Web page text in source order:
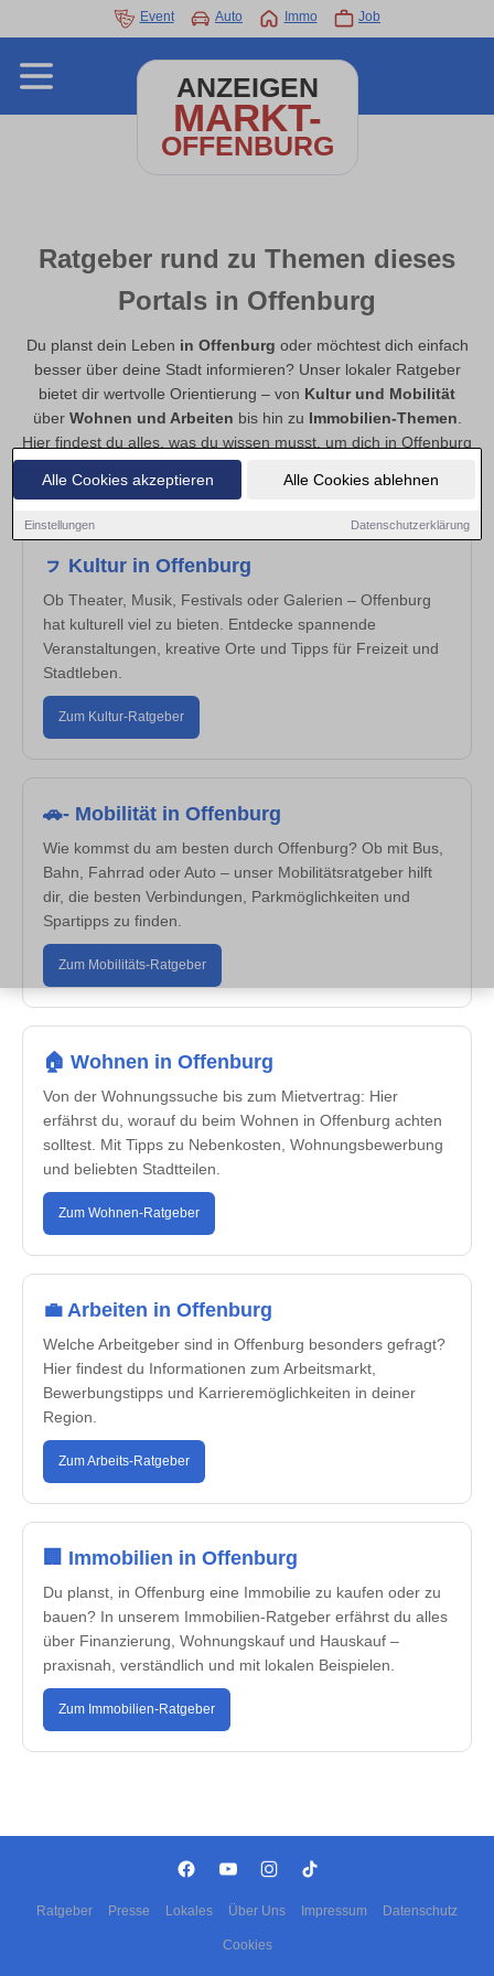
Alle Cookies akzeptieren Alle Cookies ablehnen
Einstellungen Datenschutzerklärung
Event Auto Immo Job
ANZEIGEN
MARKT-
OFFENBURG
Ratgeber rund zu Themen dieses
Portals in Offenburg
Du planst dein Leben in Offenburg oder möchtest dich einfach
besser über deine Stadt informieren? Unser lokaler Ratgeber
bietet dir wertvolle Orientierung – von Kultur und Mobilität
über Wohnen und Arbeiten bis hin zu Immobilien-Themen
Hier findest du alles, was du wissen musst, um dich in Offenburg
gut zu orientieren, den Alltag zu erleichtern und neue Chancen
zu entdecken.
ㇷ Kultur in Offenburg
Ob Theater, Musik, Festivals oder Galerien – Offenburg
hat kulturell viel zu bieten. Entdecke spannende
Veranstaltungen, kreative Orte und Tipps für Freizeit und
Stadtleben.
Zum Kultur-Ratgeber
🚗- Mobilität in Offenburg
Wie kommst du am besten durch Offenburg? Ob mit Bus,
Bahn, Fahrrad oder Auto – unser Mobilitätsratgeber hilft
dir, die besten Verbindungen, Parkmöglichkeiten und
Spartipps zu finden.
Zum Mobilitäts-Ratgeber
🏠 Wohnen in Offenburg
Von der Wohnungssuche bis zum Mietvertrag: Hier
erfährst du, worauf du beim Wohnen in Offenburg achten
solltest. Mit Tipps zu Nebenkosten, Wohnungsbewerbung
und beliebten Stadtteilen.
Zum Wohnen-Ratgeber
💼 Arbeiten in Offenburg
Welche Arbeitgeber sind in Offenburg besonders gefragt?
Hier findest du Informationen zum Arbeitsmarkt,
Bewerbungstipps und Karrieremöglichkeiten in deiner
Region.
Zum Arbeits-Ratgeber
🏢 Immobilien in Offenburg
Du planst, in Offenburg eine Immobilie zu kaufen oder zu
bauen? In unserem Immobilien-Ratgeber erfährst du alles
über Finanzierung, Wohnungskauf und Hauskauf –
praxisnah, verständlich und mit lokalen Beispielen.
Zum Immobilien-Ratgeber
Ratgeber Presse Lokales Über Uns Impressum Datenschutz
Cookies